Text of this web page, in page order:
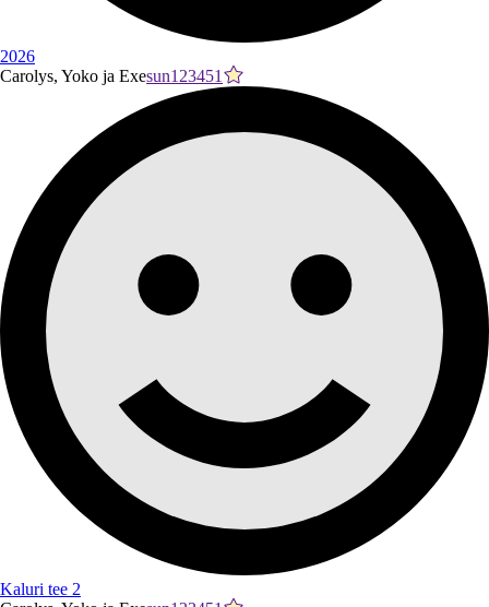
2026
Carolys, Yoko ja Exesun123451
Kaluri tee 2